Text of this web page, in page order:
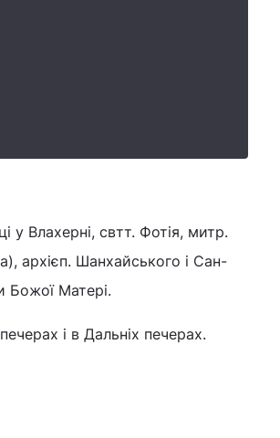
у Влахерні, свтт. Фотія, митр.
архієп. Шанхайського і Сан-
Божої Матері.
і в Дальніх печерах.